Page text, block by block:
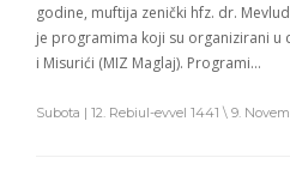
godine, muftija zenički hfz. dr.
je programima koji su organizirani u
i Misurići (MIZ Maglaj). Programi…
Subota | 12. Rebiul-evvel 1441 \ 9.